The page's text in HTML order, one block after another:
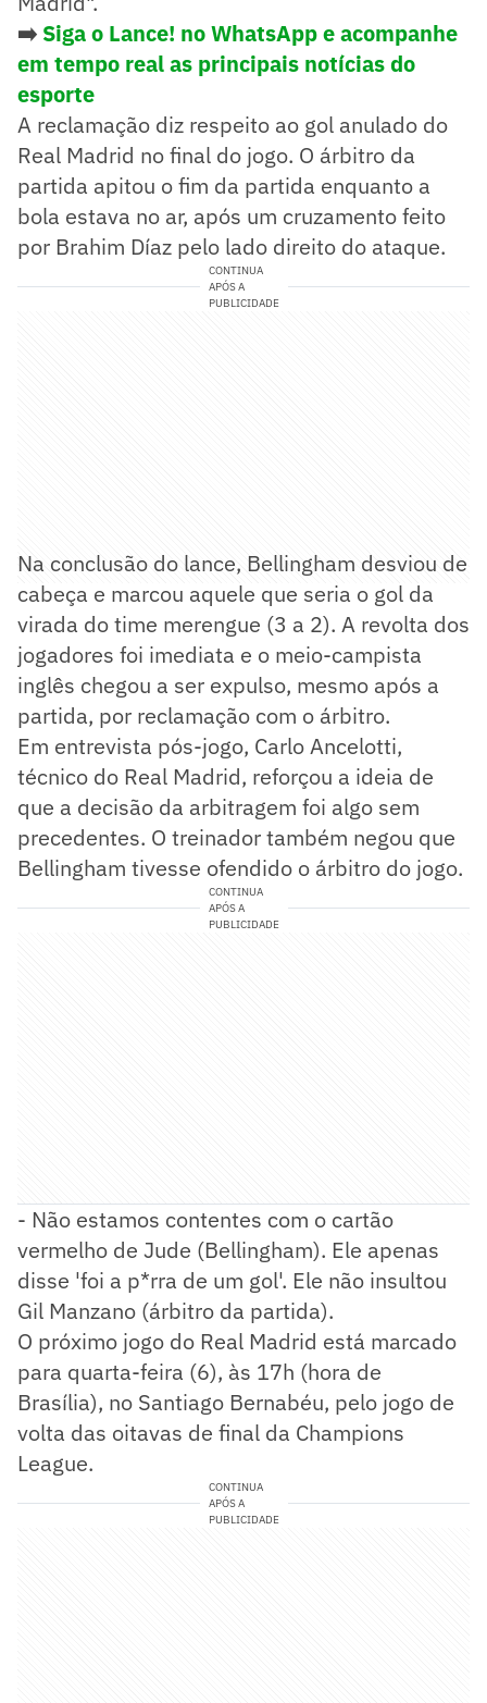
➡️ Siga o Lance! no WhatsApp e acompanhe
em tempo real as principais notícias do
esporte
A reclamação diz respeito ao gol anulado do
Real Madrid no final do jogo. O árbitro da
partida apitou o fim da partida enquanto a
bola estava no ar, após um cruzamento feito
por Brahim Díaz pelo lado direito do ataque.
CONTINUA
APÓS A
PUBLICIDADE
Na conclusão do lance, Bellingham desviou de
cabeça e marcou aquele que seria o gol da
virada do time merengue (3 a 2). A revolta dos
jogadores foi imediata e o meio-campista
inglês chegou a ser expulso, mesmo após a
partida, por reclamação com o árbitro.
Em entrevista pós-jogo, Carlo Ancelotti,
técnico do Real Madrid, reforçou a ideia de
que a decisão da arbitragem foi algo sem
precedentes. O treinador também negou que
Bellingham tivesse ofendido o árbitro do jogo.
CONTINUA
APÓS A
PUBLICIDADE
- Não estamos contentes com o cartão
vermelho de Jude (Bellingham). Ele apenas
disse 'foi a p*rra de um gol'. Ele não insultou
Gil Manzano (árbitro da partida).
O próximo jogo do Real Madrid está marcado
para quarta-feira (6), às 17h (hora de
Brasília), no Santiago Bernabéu, pelo jogo de
volta das oitavas de final da Champions
League.
CONTINUA
APÓS A
PUBLICIDADE